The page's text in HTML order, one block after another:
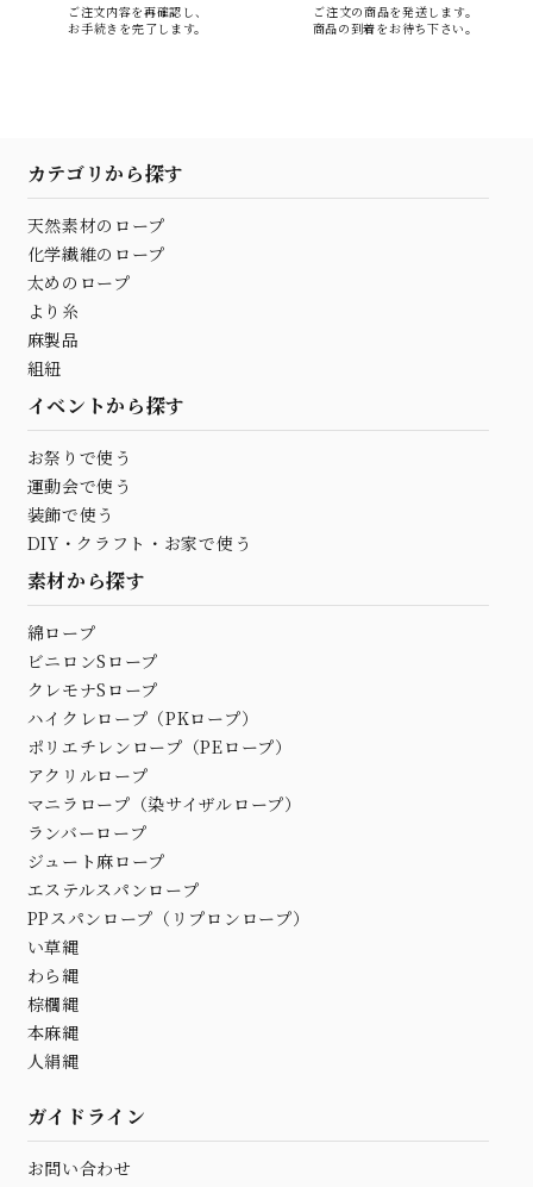
ご注文内容を再確認し、
お手続きを完了します。
ご注文の商品を発送します。
商品の到着をお待ち下さい。
カテゴリから探す
天然素材のロープ
化学繊維のロープ
太めのロープ
より糸
麻製品
組紐
イベントから探す
お祭りで使う
運動会で使う
装飾で使う
DIY・クラフト・お家で使う
素材から探す
綿ロープ
ビニロンSロープ
クレモナSロープ
ハイクレロープ（PKロープ）
ポリエチレンロープ（PEロープ）
アクリルロープ
マニラロープ（染サイザルロープ）
ランバーロープ
ジュート麻ロープ
エステルスパンロープ
PPスパンロープ（リプロンロープ）
い草縄
わら縄
棕櫚縄
本麻縄
人絹縄
ガイドライン
お問い合わせ